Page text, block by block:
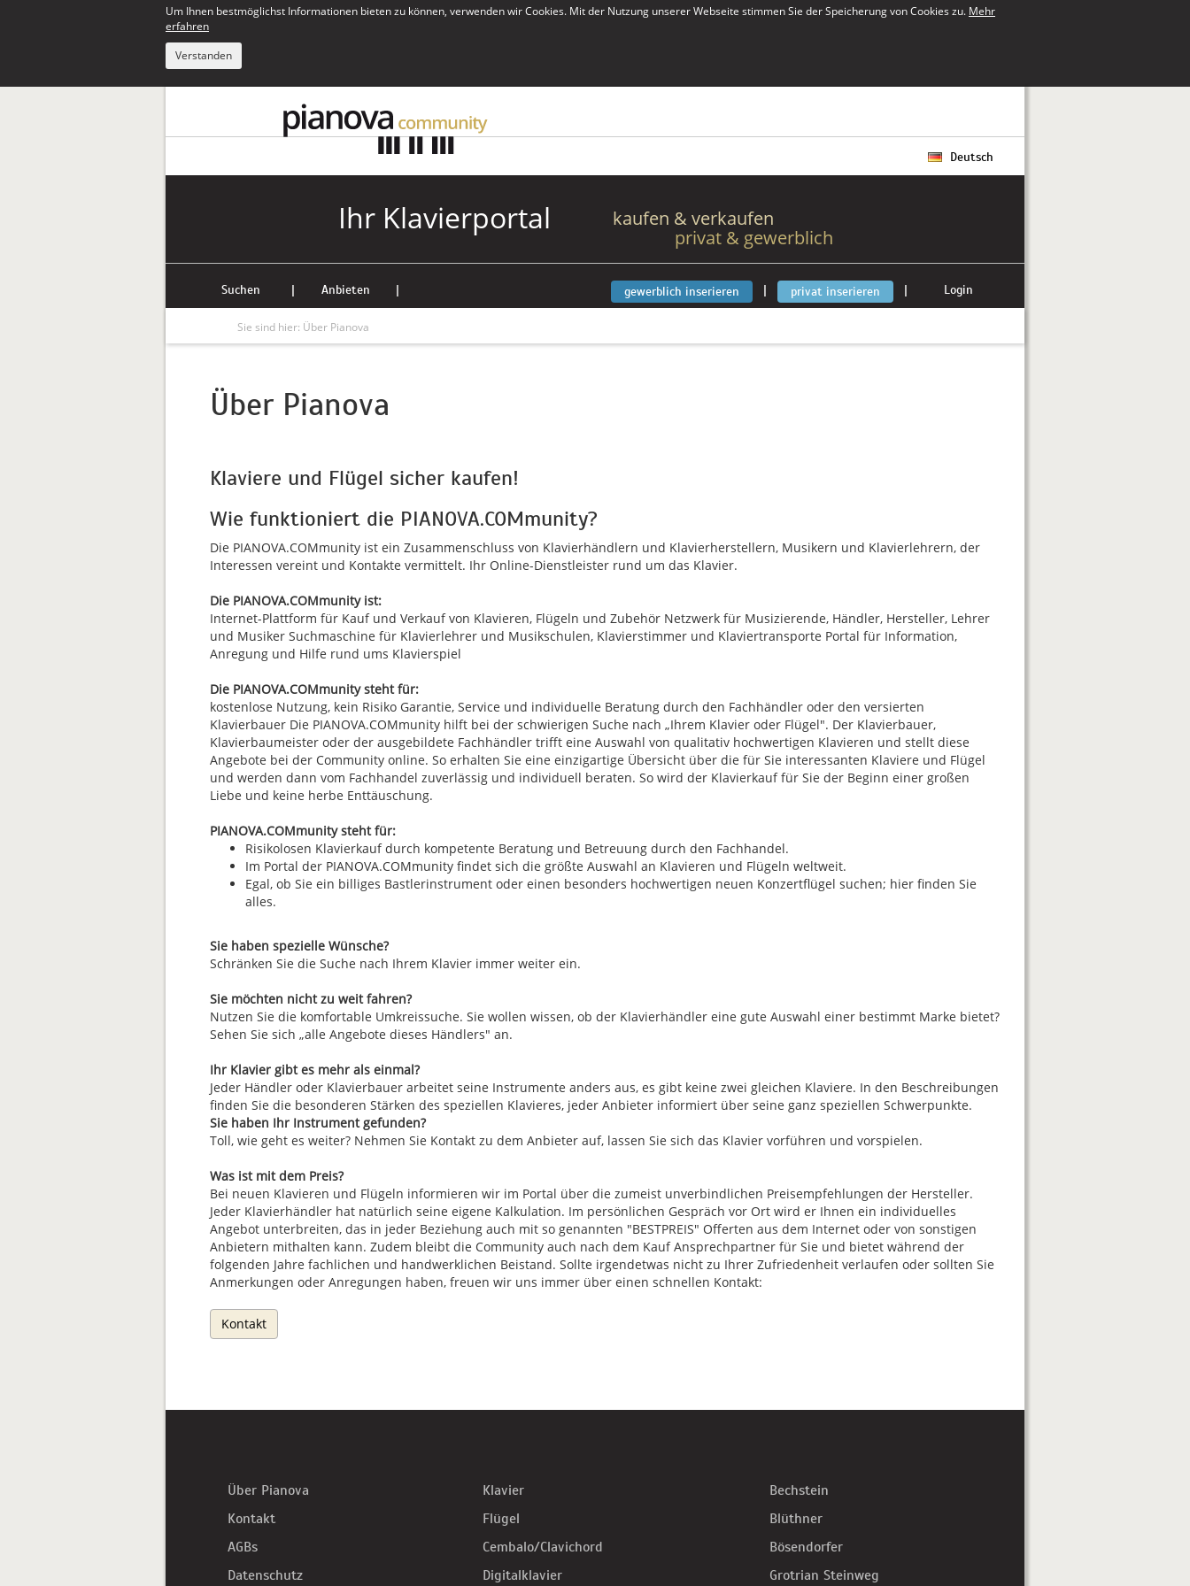
Um Ihnen bestmöglichst Informationen bieten zu können, verwenden wir Cookies. Mit der Nutzung unserer Webseite stimmen Sie der Speicherung von Cookies zu. Mehr
erfahren
Verstanden
Deutsch
Ihr Klavierportal
kaufen & verkaufen
privat & gewerblich
Suchen | Anbieten | gewerblich inserieren | privat inserieren | Login
Sie sind hier: Über Pianova
Über Pianova
Klaviere und Flügel sicher kaufen!
Wie funktioniert die PIANOVA.COMmunity?
Die PIANOVA.COMmunity ist ein Zusammenschluss von Klavierhändlern und Klavierherstellern, Musikern und Klavierlehrern, der
Interessen vereint und Kontakte vermittelt. Ihr Online-Dienstleister rund um das Klavier.
Die PIANOVA.COMmunity ist:
Internet-Plattform für Kauf und Verkauf von Klavieren, Flügeln und Zubehör Netzwerk für Musizierende, Händler, Hersteller, Lehrer
und Musiker Suchmaschine für Klavierlehrer und Musikschulen, Klavierstimmer und Klaviertransporte Portal für Information,
Anregung und Hilfe rund ums Klavierspiel
Die PIANOVA.COMmunity steht für:
kostenlose Nutzung, kein Risiko Garantie, Service und individuelle Beratung durch den Fachhändler oder den versierten
Klavierbauer Die PIANOVA.COMmunity hilft bei der schwierigen Suche nach „Ihrem Klavier oder Flügel". Der Klavierbauer,
Klavierbaumeister oder der ausgebildete Fachhändler trifft eine Auswahl von qualitativ hochwertigen Klavieren und stellt diese
Angebote bei der Community online. So erhalten Sie eine einzigartige Übersicht über die für Sie interessanten Klaviere und Flügel
und werden dann vom Fachhandel zuverlässig und individuell beraten. So wird der Klavierkauf für Sie der Beginn einer großen
Liebe und keine herbe Enttäuschung.
PIANOVA.COMmunity steht für:
Risikolosen Klavierkauf durch kompetente Beratung und Betreuung durch den Fachhandel.
Im Portal der PIANOVA.COMmunity findet sich die größte Auswahl an Klavieren und Flügeln weltweit.
Egal, ob Sie ein billiges Bastlerinstrument oder einen besonders hochwertigen neuen Konzertflügel suchen; hier finden Sie
alles.
Sie haben spezielle Wünsche?
Schränken Sie die Suche nach Ihrem Klavier immer weiter ein.
Sie möchten nicht zu weit fahren?
Nutzen Sie die komfortable Umkreissuche. Sie wollen wissen, ob der Klavierhändler eine gute Auswahl einer bestimmt Marke bietet?
Sehen Sie sich „alle Angebote dieses Händlers" an.
Ihr Klavier gibt es mehr als einmal?
Jeder Händler oder Klavierbauer arbeitet seine Instrumente anders aus, es gibt keine zwei gleichen Klaviere. In den Beschreibungen
finden Sie die besonderen Stärken des speziellen Klavieres, jeder Anbieter informiert über seine ganz speziellen Schwerpunkte.
Sie haben Ihr Instrument gefunden?
Toll, wie geht es weiter? Nehmen Sie Kontakt zu dem Anbieter auf, lassen Sie sich das Klavier vorführen und vorspielen.
Was ist mit dem Preis?
Bei neuen Klavieren und Flügeln informieren wir im Portal über die zumeist unverbindlichen Preisempfehlungen der Hersteller.
Jeder Klavierhändler hat natürlich seine eigene Kalkulation. Im persönlichen Gespräch vor Ort wird er Ihnen ein individuelles
Angebot unterbreiten, das in jeder Beziehung auch mit so genannten "BESTPREIS" Offerten aus dem Internet oder von sonstigen
Anbietern mithalten kann. Zudem bleibt die Community auch nach dem Kauf Ansprechpartner für Sie und bietet während der
folgenden Jahre fachlichen und handwerklichen Beistand. Sollte irgendetwas nicht zu Ihrer Zufriedenheit verlaufen oder sollten Sie
Anmerkungen oder Anregungen haben, freuen wir uns immer über einen schnellen Kontakt:
Kontakt
Über Pianova
Kontakt
AGBs
Datenschutz
Klavier
Flügel
Cembalo/Clavichord
Digitalklavier
Bechstein
Blüthner
Bösendorfer
Grotrian Steinweg